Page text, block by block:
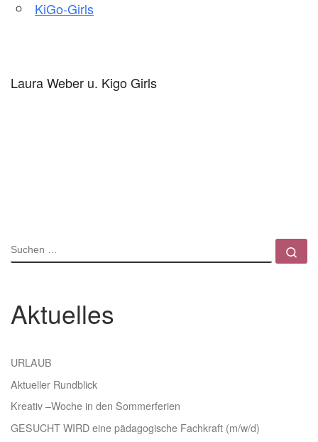
KiGo-Girls
Laura Weber u. Kigo Girls
SUCHE
Aktuelles
URLAUB
Aktueller Rundblick
Kreativ –Woche in den Sommerferien
GESUCHT WIRD eine pädagogische Fachkraft (m/w/d)